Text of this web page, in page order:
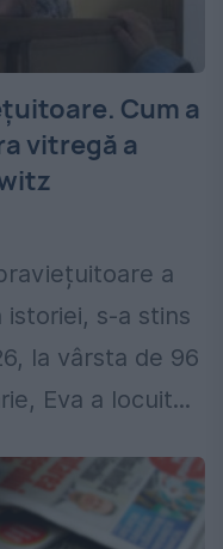
Cum a
vitregă a
a
s-a stins
la vârsta de 96
Eva a locuit...